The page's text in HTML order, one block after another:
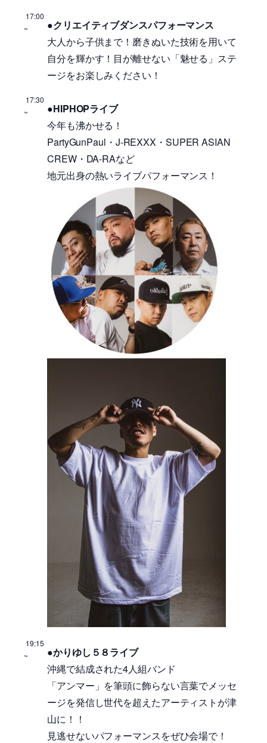
17:00
~
●クリエイティブダンスパフォーマンス
大人から子供まで！磨きぬいた技術を用いて
自分を輝かす！目が離せない「魅せる」ステ
ージをお楽しみください！
17:30
~
●HIPHOPライブ
今年も沸かせる！
PartyGunPaul・J-REXXX・SUPER ASIAN
CREW・DA-RAなど
地元出身の熱いライブパフォーマンス！
19:15
~
●かりゆし５８ライブ
沖縄で結成された4人組バンド
「アンマー」を筆頭に飾らない言葉でメッセ
ージを発信し世代を超えたアーティストが津
山に！！
見逃せないパフォーマンスをぜひ会場で！